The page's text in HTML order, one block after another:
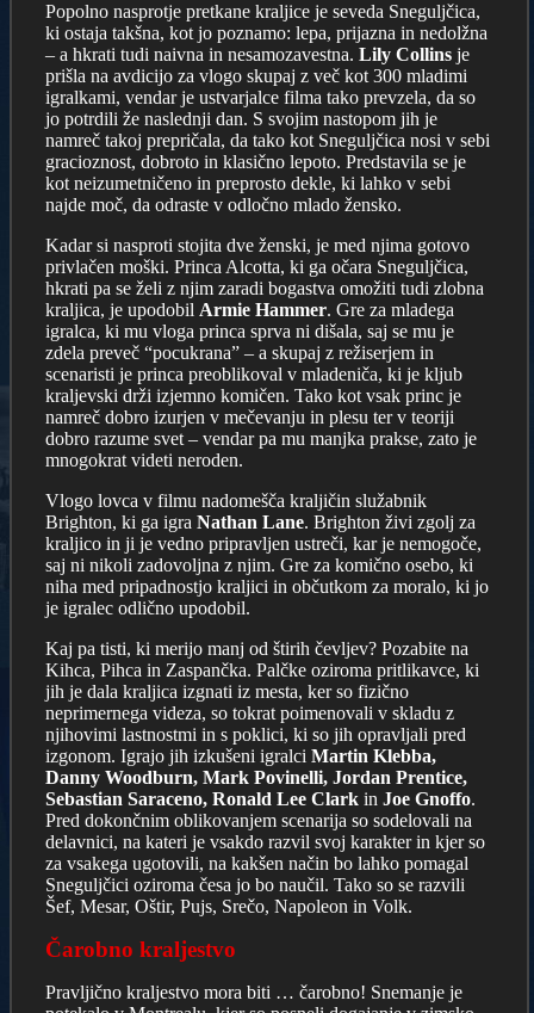
Popolno nasprotje pretkane kraljice je seveda Sneguljčica,
ki ostaja takšna, kot jo poznamo: lepa, prijazna in nedolžna
– a hkrati tudi naivna in nesamozavestna. Lily Collins je
prišla na avdicijo za vlogo skupaj z več kot 300 mladimi
igralkami, vendar je ustvarjalce filma tako prevzela, da so
jo potrdili že naslednji dan. S svojim nastopom jih je
namreč takoj prepričala, da tako kot Sneguljčica nosi v sebi
gracioznost, dobroto in klasično lepoto. Predstavila se je
kot neizumetničeno in preprosto dekle, ki lahko v sebi
najde moč, da odraste v odločno mlado žensko.
Kadar si nasproti stojita dve ženski, je med njima gotovo
privlačen moški. Princa Alcotta, ki ga očara Sneguljčica,
hkrati pa se želi z njim zaradi bogastva omožiti tudi zlobna
kraljica, je upodobil Armie Hammer. Gre za mladega
igralca, ki mu vloga princa sprva ni dišala, saj se mu je
zdela preveč “pocukrana” – a skupaj z režiserjem in
scenaristi je princa preoblikoval v mladeniča, ki je kljub
kraljevski drži izjemno komičen. Tako kot vsak princ je
namreč dobro izurjen v mečevanju in plesu ter v teoriji
dobro razume svet – vendar pa mu manjka prakse, zato je
mnogokrat videti neroden.
Vlogo lovca v filmu nadomešča kraljičin služabnik
Brighton, ki ga igra Nathan Lane. Brighton živi zgolj za
kraljico in ji je vedno pripravljen ustreči, kar je nemogoče,
saj ni nikoli zadovoljna z njim. Gre za komično osebo, ki
niha med pripadnostjo kraljici in občutkom za moralo, ki jo
je igralec odlično upodobil.
Kaj pa tisti, ki merijo manj od štirih čevljev? Pozabite na
Kihca, Pihca in Zaspančka. Palčke oziroma pritlikavce, ki
jih je dala kraljica izgnati iz mesta, ker so fizično
neprimernega videza, so tokrat poimenovali v skladu z
njihovimi lastnostmi in s poklici, ki so jih opravljali pred
izgonom. Igrajo jih izkušeni igralci Martin Klebba,
Danny Woodburn, Mark Povinelli, Jordan Prentice,
Sebastian Saraceno, Ronald Lee Clark in Joe Gnoffo.
Pred dokončnim oblikovanjem scenarija so sodelovali na
delavnici, na kateri je vsakdo razvil svoj karakter in kjer so
za vsakega ugotovili, na kakšen način bo lahko pomagal
Sneguljčici oziroma česa jo bo naučil. Tako so se razvili
Šef, Mesar, Oštir, Pujs, Srečo, Napoleon in Volk.
Čarobno kraljestvo
Pravljično kraljestvo mora biti … čarobno! Snemanje je